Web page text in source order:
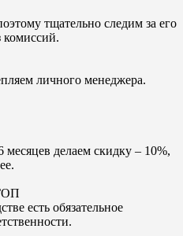
тщательно следим за его
комиссий.
личного менеджера.
делаем скидку – 10%,
есть обязательное